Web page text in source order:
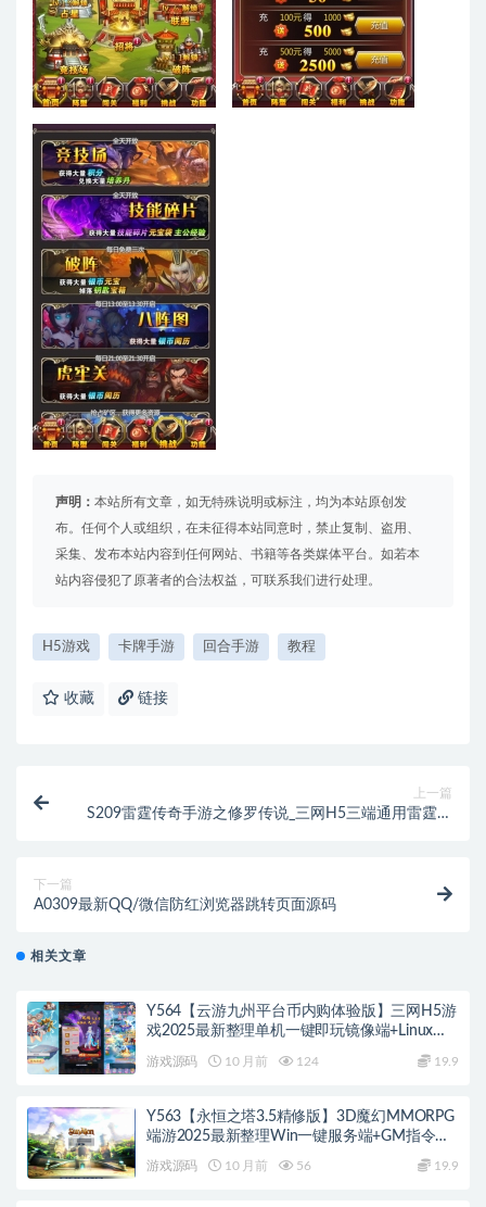
声明： 本站所有文章，如无特殊说明或标注，均为本站原创发
布。任何个人或组织，在未征得本站同意时，禁止复制、盗用、
采集、发布本站内容到任何网站、书籍等各类媒体平台。如若本
站内容侵犯了原著者的合法权益，可联系我们进行处理。
H5游戏 卡牌手游 回合手游 教程
收藏 链接
上一篇
S209雷霆传奇手游之修罗传说_三网H5三端通用雷霆剧
下一篇
A0309最新QQ/微信防红浏览器跳转页面源码
相关文章
Y564【云游九州平台币内购体验版】三网H5游
戏2025最新整理单机一键即玩镜像端+Linux手
游戏源码 10 月前 124 19.9
Y563【永恒之塔3.5精修版】3D魔幻MMORPG
端游2025最新整理Win一键服务端+GM指令
游戏源码 10 月前 56 19.9